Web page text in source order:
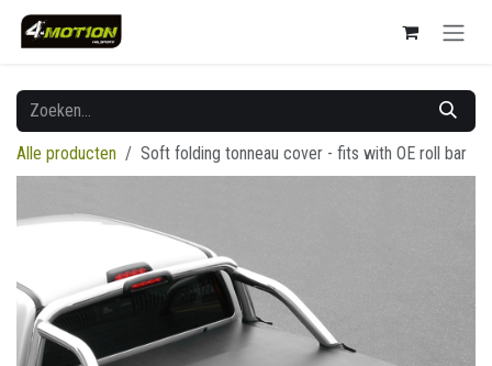
Overslaan naar inhoud
Alle producten Soft folding tonneau cover - fits with OE roll bar